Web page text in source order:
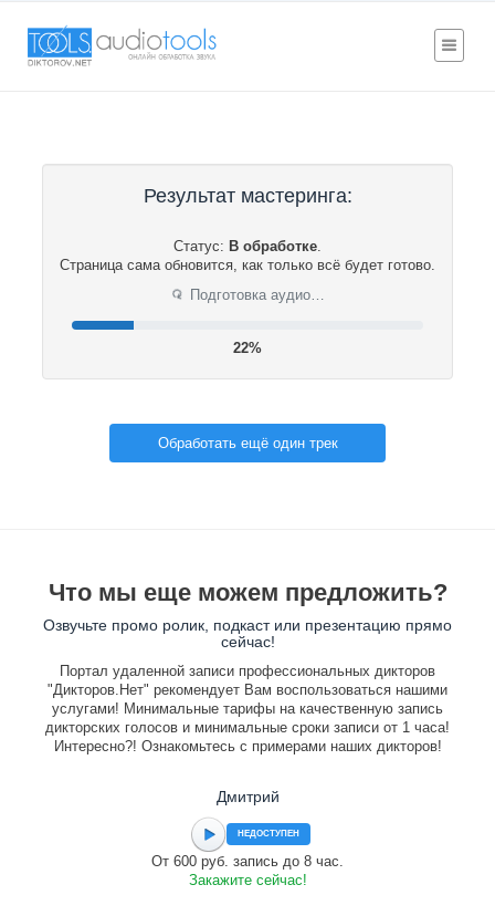
Результат мастеринга:
Статус: В обработке.
Страница сама обновится, как только всё будет готово.
⟳ Подготовка аудио…
22%
Обработать ещё один трек
Что мы еще можем предложить?
Озвучьте промо ролик, подкаст или презентацию прямо
сейчас!
Портал удаленной записи профессиональных дикторов
"Дикторов.Нет" рекомендует Вам воспользоваться нашими
услугами! Минимальные тарифы на качественную запись
дикторских голосов и минимальные сроки записи от 1 часа!
Интересно?! Ознакомьтесь с примерами наших дикторов!
Дмитрий
НЕДОСТУПЕН
От 600 руб. запись до 8 час.
Закажите сейчас!